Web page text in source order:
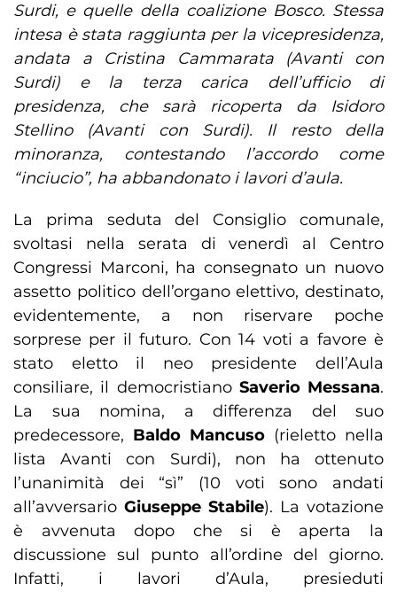
Surdi, e quelle della coalizione Bosco. Stessa
intesa è stata raggiunta per la vicepresidenza,
andata a Cristina Cammarata (Avanti con
Surdi) e la terza carica dell’ufficio di
presidenza, che sarà ricoperta da Isidoro
Stellino (Avanti con Surdi). Il resto della
minoranza, contestando l’accordo come
“inciucio”, ha abbandonato i lavori d’aula.
La prima seduta del Consiglio comunale,
svoltasi nella serata di venerdì al Centro
Congressi Marconi, ha consegnato un nuovo
assetto politico dell’organo elettivo, destinato,
evidentemente, a non riservare poche
sorprese per il futuro. Con 14 voti a favore è
stato eletto il neo presidente dell’Aula
consiliare, il democristiano Saverio Messana.
La sua nomina, a differenza del suo
predecessore, Baldo Mancuso (rieletto nella
lista Avanti con Surdi), non ha ottenuto
l’unanimità dei “sì” (10 voti sono andati
all’avversario Giuseppe Stabile). La votazione
è avvenuta dopo che si è aperta la
discussione sul punto all’ordine del giorno.
Infatti, i lavori d’Aula, presieduti